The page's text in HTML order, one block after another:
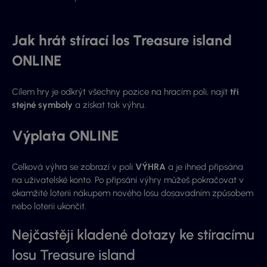
Jak hrát stírací los Treasure island
ONLINE
Cílem hry je odkrýt všechny pozice na hracím poli, najít tři
stejné symboly a získat tak výhru.
Výplata ONLINE
Celková výhra se zobrazí v poli VÝHRA a je ihned připsána
na uživatelské konto. Po připsání výhry můžeš pokračovat v
okamžité loterii nákupem nového losu dosavadním způsobem
nebo loterii ukončit.
Nejčastěji kladené dotazy ke stíracímu
losu Treasure island